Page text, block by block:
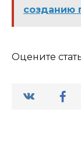
созданию
Оцените